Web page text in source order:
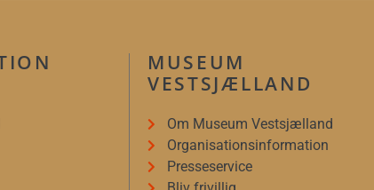
MUSEUM
VESTSJÆLLAND
Om Museum Vestsjælland
Organisationsinformation
Presseservice